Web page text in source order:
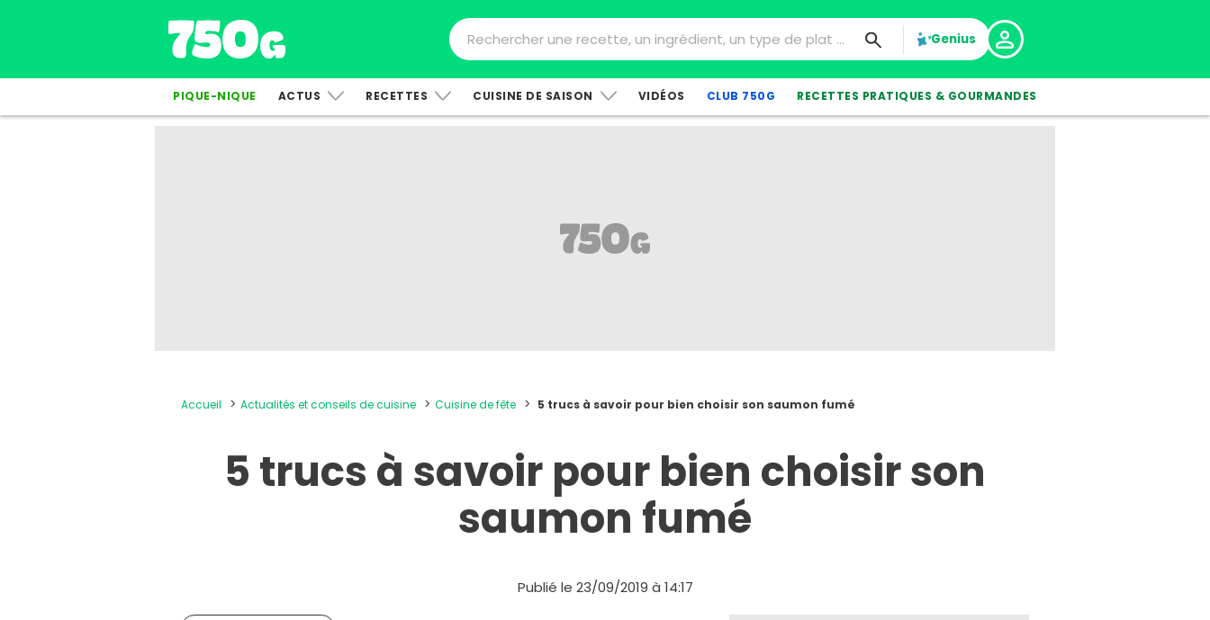
Genius
PIQUE-NIQUE ACTUS RECETTES CUISINE DE SAISON VIDÉOS CLUB 750G RECETTES PRATIQUES & GOURMANDES
Accueil Actualités et conseils de cuisine Cuisine de fête 5 trucs à savoir pour bien choisir son saumon fumé
5 trucs à savoir pour bien choisir son
saumon fumé
Publié le 23/09/2019 à 14:17